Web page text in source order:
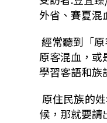
外省、賽夏混
經常聽到「
原客混血，或
學習客語和族
原住民族的
候，那就要請